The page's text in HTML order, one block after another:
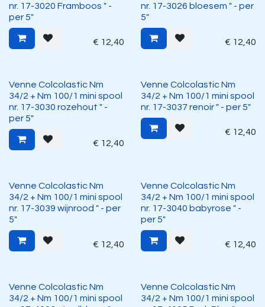
nr. 17-3020 Framboos " -
per 5"
€ 12,40
nr. 17-3026 bloesem " - per
5"
€ 12,40
Venne Colcolastic Nm
34/2 + Nm 100/1 mini spool
nr. 17-3030 rozehout " -
per 5"
€ 12,40
Venne Colcolastic Nm
34/2 + Nm 100/1 mini spool
nr. 17-3037 renoir " - per 5"
€ 12,40
Venne Colcolastic Nm
34/2 + Nm 100/1 mini spool
nr. 17-3039 wijnrood " - per
5"
€ 12,40
Venne Colcolastic Nm
34/2 + Nm 100/1 mini spool
nr. 17-3040 babyrose " -
per 5"
€ 12,40
Venne Colcolastic Nm
34/2 + Nm 100/1 mini spool
Venne Colcolastic Nm
34/2 + Nm 100/1 mini spool